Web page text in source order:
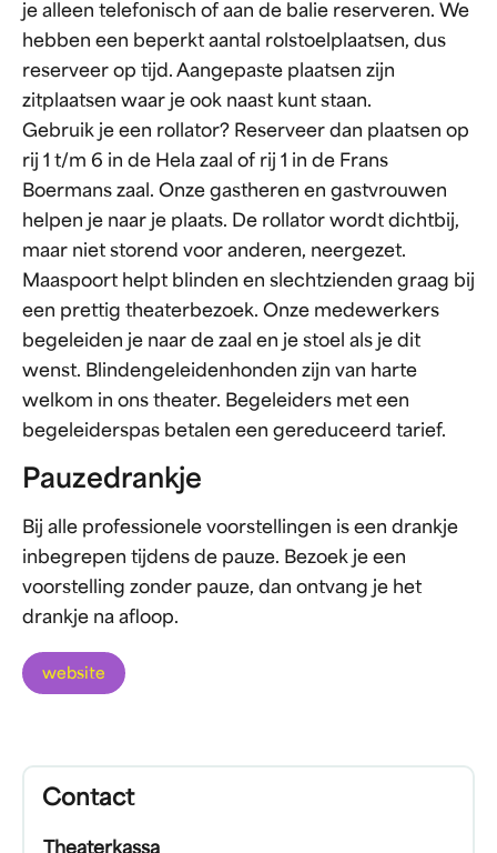
je alleen telefonisch of aan de balie reserveren. We
hebben een beperkt aantal rolstoelplaatsen, dus
reserveer op tijd. Aangepaste plaatsen zijn
zitplaatsen waar je ook naast kunt staan.
Gebruik je een rollator? Reserveer dan plaatsen op
rij 1 t/m 6 in de Hela zaal of rij 1 in de Frans
Boermans zaal. Onze gastheren en gastvrouwen
helpen je naar je plaats. De rollator wordt dichtbij,
maar niet storend voor anderen, neergezet.
Maaspoort helpt blinden en slechtzienden graag bij
een prettig theaterbezoek. Onze medewerkers
begeleiden je naar de zaal en je stoel als je dit
wenst. Blindengeleidenhonden zijn van harte
welkom in ons theater. Begeleiders met een
begeleiderspas betalen een gereduceerd tarief.
Pauzedrankje
Bij alle professionele voorstellingen is een drankje
inbegrepen tijdens de pauze. Bezoek je een
voorstelling zonder pauze, dan ontvang je het
drankje na afloop.
website
Contact